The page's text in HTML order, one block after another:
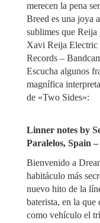
merecen la pena
Breed es una joya
sublimes que Reija
Xavi Reija Electric
Records –
Escucha algunos
magnífica
de «Two Sides»:
Linner notes by
Paralelos, Spain
Bienvenido a
habitáculo más
nuevo hito de la
baterista, en la que
como vehículo el